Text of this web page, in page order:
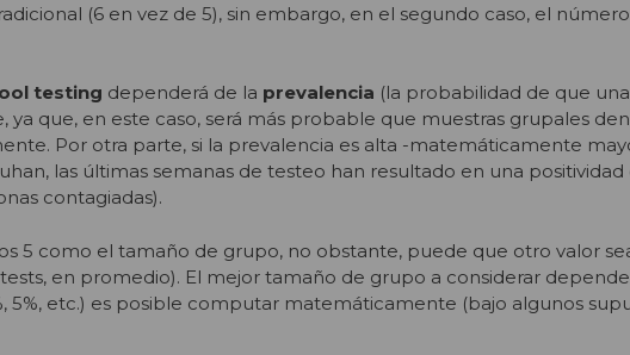
(6 en vez de 5), sin embargo, en el segundo caso, el
testing dependerá de la prevalencia (la probabilidad de que
ya que, en este caso, será más probable que muestras grupales
Por otra parte, si la prevalencia es alta -matemáticamente
las últimas semanas de testeo han resultado en una positividad
contagiadas).
5 como el tamaño de grupo, no obstante, puede que otro valor
en promedio). El mejor tamaño de grupo a considerar
5%, etc.) es posible computar matemáticamente (bajo algunos